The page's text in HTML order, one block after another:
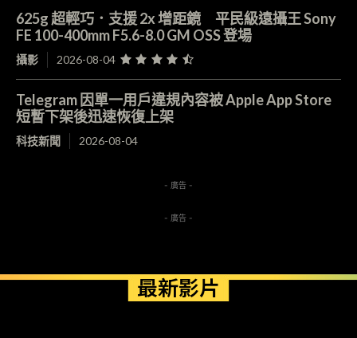
625g 超輕巧．支援 2x 增距鏡 平民級遠攝王 Sony
FE 100-400mm F5.6-8.0 GM OSS 登場
攝影 2026-08-04
Telegram 因單一用戶違規內容被 Apple App Store
短暫下架後迅速恢復上架
科技新聞 2026-08-04
- 廣告 -
- 廣告 -
最新影片